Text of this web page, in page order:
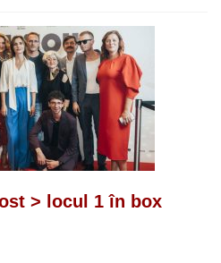
> locul 1 în box